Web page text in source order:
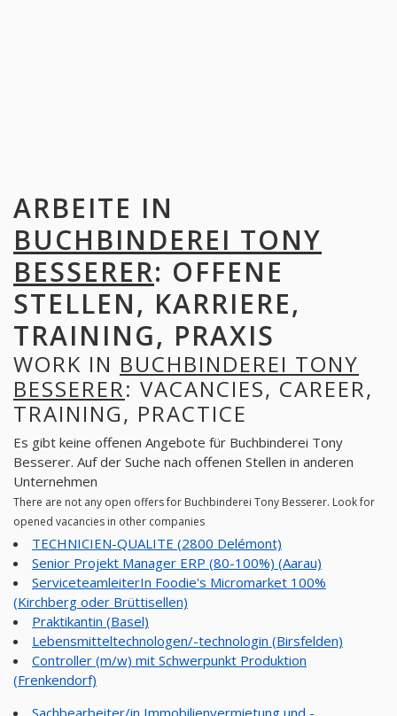
ARBEITE IN
BUCHBINDEREI TONY
BESSERER: OFFENE
STELLEN, KARRIERE,
TRAINING, PRAXIS
WORK IN BUCHBINDEREI TONY
BESSERER: VACANCIES, CAREER,
TRAINING, PRACTICE
Es gibt keine offenen Angebote für Buchbinderei Tony
Besserer. Auf der Suche nach offenen Stellen in anderen
Unternehmen
There are not any open offers for Buchbinderei Tony Besserer. Look for
opened vacancies in other companies
TECHNICIEN-QUALITE (2800 Delémont)
Senior Projekt Manager ERP (80-100%) (Aarau)
ServiceteamleiterIn Foodie's Micromarket 100%
(Kirchberg oder Brüttisellen)
Praktikantin (Basel)
Lebensmitteltechnologen/-technologin (Birsfelden)
Controller (m/w) mit Schwerpunkt Produktion
(Frenkendorf)
Sachbearbeiter/in Immobilienvermietung und -